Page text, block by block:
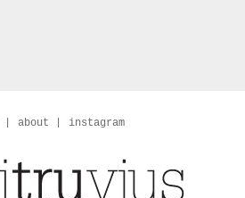
about instagram